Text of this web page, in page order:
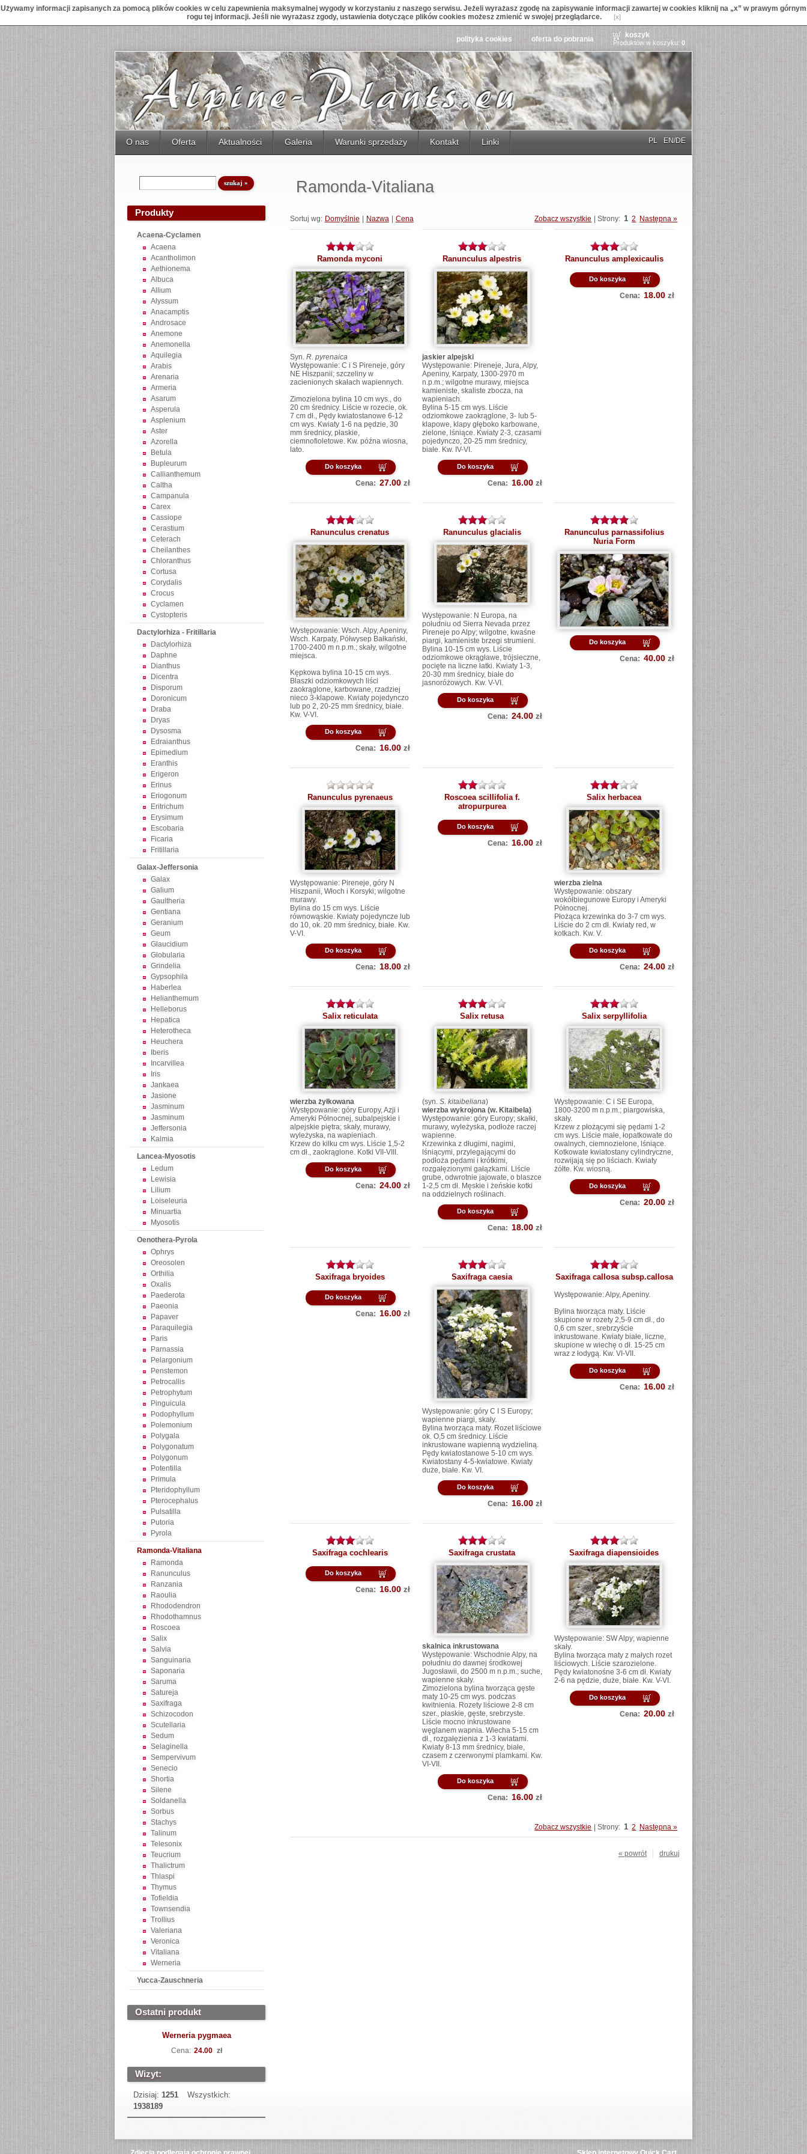
Używamy informacji zapisanych za pomocą plików cookies w celu zapewnienia maksymalnej wygody w korzystaniu z naszego serwisu. Jeżeli wyrażasz zgodę na zapisywanie informacji zawartej w cookies kliknij na „x” w prawym górnym
rogu tej informacji. Jeśli nie wyrażasz zgody, ustawienia dotyczące plików cookies możesz zmienić w swojej przeglądarce.
[x]
polityka cookies oferta do pobrania koszyk
Produktów w koszyku: 0
O nas Oferta Aktualności Galeria Warunki sprzedaży Kontakt Linki EN/DE
PL
Produkty
Acaena-Cyclamen
Acaena
Acantholimon
Aethionema
Albuca
Allium
Alyssum
Anacamptis
Androsace
Anemone
Anemonella
Aquilegia
Arabis
Arenaria
Armeria
Asarum
Asperula
Asplenium
Aster
Azorella
Betula
Bupleurum
Callianthemum
Caltha
Campanula
Carex
Cassiope
Cerastium
Ceterach
Cheilanthes
Chloranthus
Cortusa
Corydalis
Crocus
Cyclamen
Cystopteris
Dactylorhiza - Fritillaria
Dactylorhiza
Daphne
Dianthus
Dicentra
Disporum
Doronicum
Draba
Dryas
Dysosma
Edraianthus
Epimedium
Eranthis
Erigeron
Erinus
Eriogonum
Eritrichum
Erysimum
Escobaria
Ficaria
Fritillaria
Galax-Jeffersonia
Galax
Galium
Gaultheria
Gentiana
Geranium
Geum
Glaucidium
Globularia
Grindelia
Gypsophila
Haberlea
Helianthemum
Helleborus
Hepatica
Heterotheca
Heuchera
Iberis
Incarvillea
Iris
Jankaea
Jasione
Jasminum
Jasminum
Jeffersonia
Kalmia
Lancea-Myosotis
Ledum
Lewisia
Lilium
Loiseleuria
Minuartia
Myosotis
Oenothera-Pyrola
Ophrys
Oreosolen
Orthilia
Oxalis
Paederota
Paeonia
Papaver
Paraquilegia
Paris
Parnassia
Pelargonium
Penstemon
Petrocallis
Petrophytum
Pinguicula
Podophyllum
Polemonium
Polygala
Polygonatum
Polygonum
Potentilla
Primula
Pteridophyllum
Pterocephalus
Pulsatilla
Putoria
Pyrola
Ramonda-Vitaliana
Ramonda
Ranunculus
Ranzania
Raoulia
Rhododendron
Rhodothamnus
Roscoea
Salix
Salvia
Sanguinaria
Saponaria
Saruma
Satureja
Saxifraga
Schizocodon
Scutellaria
Sedum
Selaginella
Sempervivum
Senecio
Shortia
Silene
Soldanella
Sorbus
Stachys
Talinum
Telesonix
Teucrium
Thalictrum
Thlaspi
Thymus
Tofieldia
Townsendia
Trollius
Valeriana
Veronica
Vitaliana
Werneria
Yucca-Zauschneria
Ostatni produkt
Werneria pygmaea
Cena: 24.00 zł
Wizyt:
Dzisiaj: 1251
Wszystkich:
1938189
Ramonda-Vitaliana
Sortuj wg: Domyślnie Nazwa Cena Zobacz wszystkie | Strony: 1 2 Następna »
Ramonda myconi
Syn. R. pyrenaica
Występowanie: C i S Pireneje, góry
NE Hiszpanii; szczeliny w
zacienionych skałach wapiennych.
Zimozielona bylina 10 cm wys., do
20 cm średnicy. Liście w rozecie, ok.
7 cm dł., Pędy kwiatostanowe 6-12
cm wys. Kwiaty 1-6 na pędzie, 30
mm średnicy, płaskie,
ciemnofioletowe. Kw. późna wiosna,
lato.
Do koszyka
Cena: 27.00 zł
Ranunculus alpestris
jaskier alpejski
Występowanie: Pireneje, Jura, Alpy,
Apeniny, Karpaty, 1300-2970 m
n.p.m.; wilgotne murawy, miejsca
kamieniste, skaliste zbocza, na
wapieniach.
Bylina 5-15 cm wys. Liście
odziomkowe zaokrąglone, 3- lub 5-
klapowe, klapy głęboko karbowane,
zielone, lśniące. Kwiaty 2-3, czasami
pojedynczo, 20-25 mm średnicy,
białe. Kw. IV-VI.
Do koszyka
Cena: 16.00 zł
Ranunculus amplexicaulis
Do koszyka
Cena: 18.00 zł
Ranunculus crenatus
Występowanie: Wsch. Alpy, Apeniny,
Wsch. Karpaty, Półwysep Bałkański,
1700-2400 m n.p.m.; skały, wilgotne
miejsca.
Kępkowa bylina 10-15 cm wys.
Blaszki odziomkowych liści
zaokrąglone, karbowane, rzadziej
nieco 3-klapowe. Kwiaty pojedynczo
lub po 2, 20-25 mm średnicy, białe.
Kw. V-VI.
Do koszyka
Cena: 16.00 zł
Ranunculus glacialis
Występowanie: N Europa, na
południu od Sierra Nevada przez
Pireneje po Alpy; wilgotne, kwaśne
piargi, kamieniste brzegi strumieni.
Bylina 10-15 cm wys. Liście
odziomkowe okrągławe, trójsieczne,
pocięte na liczne łatki. Kwiaty 1-3,
20-30 mm średnicy, białe do
jasnoróżowych. Kw. V-VI.
Do koszyka
Cena: 24.00 zł
Ranunculus parnassifolius
Nuria Form
Do koszyka
Cena: 40.00 zł
Ranunculus pyrenaeus
Występowanie: Pireneje, góry N
Hiszpanii, Włoch i Korsyki; wilgotne
murawy.
Bylina do 15 cm wys. Liście
równowąskie. Kwiaty pojedyncze lub
do 10, ok. 20 mm średnicy, białe. Kw.
V-VI.
Do koszyka
Cena: 18.00 zł
Roscoea scillifolia f.
atropurpurea
Do koszyka
Cena: 16.00 zł
Salix herbacea
wierzba zielna
Występowanie: obszary
wokółbiegunowe Europy i Ameryki
Północnej.
Płożąca krzewinka do 3-7 cm wys.
Liście do 2 cm dł. Kwiaty red, w
kotkach. Kw. V.
Do koszyka
Cena: 24.00 zł
Salix reticulata
wierzba żyłkowana
Występowanie: góry Europy, Azji i
Ameryki Północnej, subalpejskie i
alpejskie piętra; skały, murawy,
wyleżyska, na wapieniach.
Krzew do kilku cm wys. Liście 1,5-2
cm dł., zaokrąglone. Kotki VII-VIII.
Do koszyka
Cena: 24.00 zł
Salix retusa
(syn. S. kitaibeliana)
wierzba wykrojona (w. Kitaibela)
Występowanie: góry Europy; skałki,
murawy, wyleżyska, podłoże raczej
wapienne.
Krzewinka z długimi, nagimi,
lśniącymi, przylegającymi do
podłoża pędami i krótkimi,
rozgałęzionymi gałązkami. Liście
grube, odwrotnie jajowate, o blaszce
1-2,5 cm dł. Męskie i żeńskie kotki
na oddzielnych roślinach.
Do koszyka
Cena: 18.00 zł
Salix serpyllifolia
Występowanie: C i SE Europa,
1800-3200 m n.p.m.; piargowiska,
skały.
Krzew z płożącymi się pędami 1-2
cm wys. Liście małe, łopatkowate do
owalnych, ciemnozielone, lśniące.
Kotkowate kwiatostany cylindryczne,
rozwijają się po liściach. Kwiaty
żółte. Kw. wiosną.
Do koszyka
Cena: 20.00 zł
Saxifraga bryoides
Do koszyka
Cena: 16.00 zł
Saxifraga caesia
Występowanie: góry C I S Europy;
wapienne piargi, skały.
Bylina tworząca maty. Rozet liściowe
ok. O,5 cm średnicy. Liście
inkrustowane wapienną wydzieliną.
Pędy kwiatostanowe 5-10 cm wys.
Kwiatostany 4-5-kwiatowe. Kwiaty
duże, białe. Kw. VI.
Do koszyka
Cena: 16.00 zł
Saxifraga callosa subsp.callosa
Występowanie: Alpy, Apeniny.
Bylina tworząca maty. Liście
skupione w rozety 2,5-9 cm dł., do
0,6 cm szer., srebrzyście
inkrustowane. Kwiaty białe, liczne,
skupione w wiechę o dł. 15-25 cm
wraz z łodygą. Kw. VI-VII.
Do koszyka
Cena: 16.00 zł
Saxifraga cochlearis
Do koszyka
Cena: 16.00 zł
Saxifraga crustata
skalnica inkrustowana
Występowanie: Wschodnie Alpy, na
południu do dawnej środkowej
Jugosławii, do 2500 m n.p.m.; suche,
wapienne skały.
Zimozielona bylina tworząca gęste
maty 10-25 cm wys. podczas
kwitnienia. Rozety liściowe 2-8 cm
szer., płaskie, gęste, srebrzyste.
Liście mocno inkrustowane
węglanem wapnia. Wiecha 5-15 cm
dł., rozgałęzienia z 1-3 kwiatami.
Kwiaty 8-13 mm średnicy, białe,
czasem z czerwonymi plamkami. Kw.
VI-VII.
Do koszyka
Cena: 16.00 zł
Saxifraga diapensioides
Występowanie: SW Alpy; wapienne
skały.
Bylina tworząca maty z małych rozet
liściowych. Liście szarozielone.
Pędy kwiatonośne 3-6 cm dł. Kwiaty
2-6 na pędzie, duże, białe. Kw. V-VI.
Do koszyka
Cena: 20.00 zł
Zobacz wszystkie | Strony: 1 2 Następna »
drukuj
« powrót